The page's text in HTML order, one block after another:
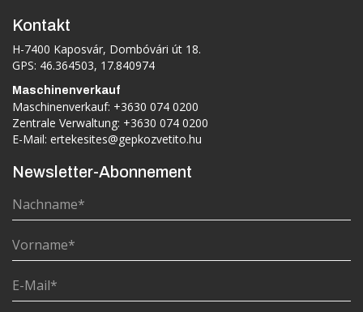
Kontakt
H-7400 Kaposvár, Dombóvári út 18.
GPS: 46.364503, 17.840974
Maschinenverkauf
Maschinenverkauf: +3630 074 0200
Zentrale Verwaltung: +3630 074 0200
E-Mail: ertekesites@gepkozvetito.hu
Newsletter-Abonnement